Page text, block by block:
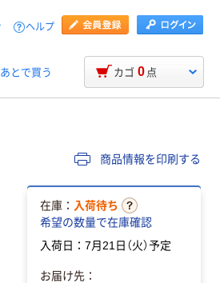
ヘルプ
あとで買う カゴ 0 点
商品情報を印刷する
在庫： 入荷待ち
希望の数量で在庫確認
入荷日：7月21日（火）予定
お届け先：